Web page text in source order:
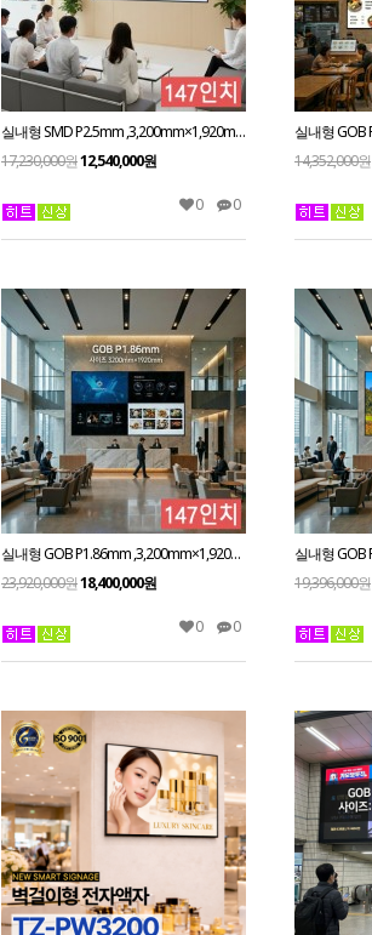
실내형 SMD P2.5mm ,3,200mm×1,920mm ,147인치 대형스크린
17,230,000원12,540,000원
0 0
14,352,000원
실내형 GOB P1.86mm ,3,200mm×1,920mm ,147인치 대형스크린
23,920,000원18,400,000원
0 0
19,396,000원